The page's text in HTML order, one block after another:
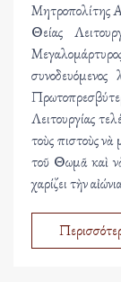
Μητροπολίτης
Θείας
Λειτουργίας
τοὺς πιστοὺς
τοῦ Θωμᾶ καὶ
χαρίζει τὴν